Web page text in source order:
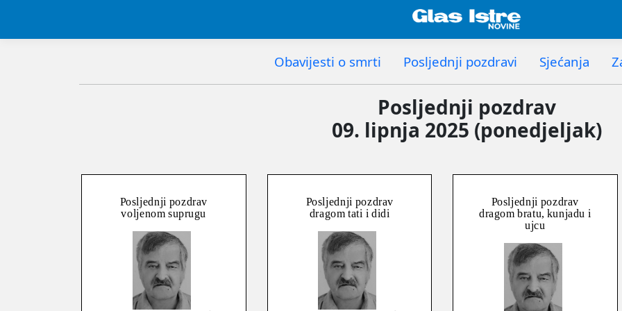
Obavijesti o smrti Posljednji pozdravi Sjećanja
Posljednji pozdrav
09. lipnja 2025 (ponedjeljak)
Posljednji pozdrav
voljenom suprugu
Posljednji pozdrav
dragom tati i didi
Posljednji pozdrav
dragom bratu, kunjadu i
ujcu